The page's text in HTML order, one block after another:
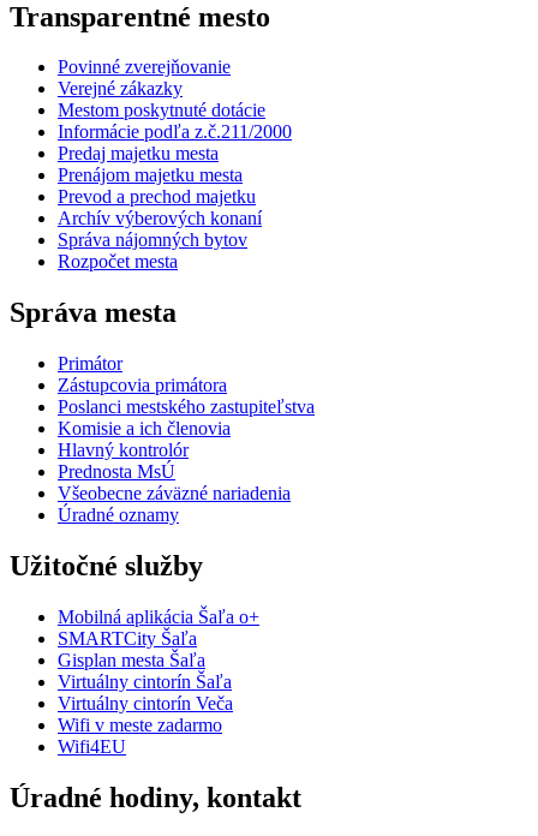
Transparentné mesto
Povinné zverejňovanie
Verejné zákazky
Mestom poskytnuté dotácie
Informácie podľa z.č.211/2000
Predaj majetku mesta
Prenájom majetku mesta
Prevod a prechod majetku
Archív výberových konaní
Správa nájomných bytov
Rozpočet mesta
Správa mesta
Primátor
Zástupcovia primátora
Poslanci mestského zastupiteľstva
Komisie a ich členovia
Hlavný kontrolór
Prednosta MsÚ
Všeobecne záväzné nariadenia
Úradné oznamy
Užitočné služby
Mobilná aplikácia Šaľa o+
SMARTCity Šaľa
Gisplan mesta Šaľa
Virtuálny cintorín Šaľa
Virtuálny cintorín Veča
Wifi v meste zadarmo
Wifi4EU
Úradné hodiny, kontakt